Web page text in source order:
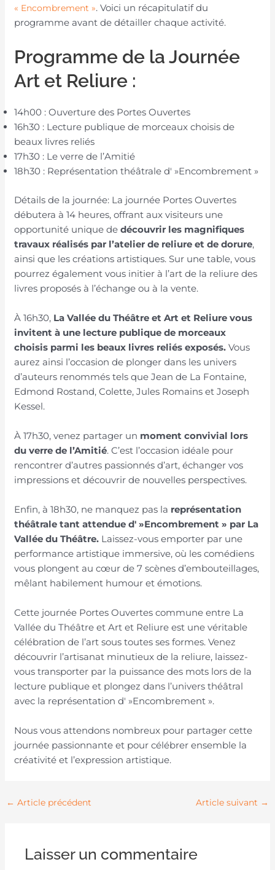
« Encombrement ». Voici un récapitulatif du
programme avant de détailler chaque activité.
Programme de la Journée
Art et Reliure :
14h00 : Ouverture des Portes Ouvertes
16h30 : Lecture publique de morceaux choisis de
beaux livres reliés
17h30 : Le verre de l’Amitié
18h30 : Représentation théâtrale d' »Encombrement »
Détails de la journée: La journée Portes Ouvertes
débutera à 14 heures, offrant aux visiteurs une
opportunité unique dedécouvrir les magnifiques
travaux réalisés par l’atelier de reliure et de dorure,
ainsi que les créations artistiques. Sur une table, vous
pourrez également vous initier à l’art de la reliure des
livres proposés à l’échange ou à la vente.
À 16h30, La Vallée du Théâtre et Art et Reliure vous
invitent à une lecture publique de morceaux
choisis parmi les beaux livres reliés exposés. Vous
aurez ainsi l’occasion de plonger dans les univers
d’auteurs renommés tels que Jean de La Fontaine,
Edmond Rostand, Colette, Jules Romains et Joseph
Kessel.
À 17h30, venez partager un moment convivial lors
du verre de l’Amitié. C’est l’occasion idéale pour
rencontrer d’autres passionnés d’art, échanger vos
impressions et découvrir de nouvelles perspectives.
Enfin, à 18h30, ne manquez pas la représentation
théâtrale tant attendue d' »Encombrement » par La
Vallée du Théâtre. Laissez-vous emporter par une
performance artistique immersive, où les comédiens
vous plongent au cœur de 7 scènes d’embouteillages,
mêlant habilement humour et émotions.
Cette journée Portes Ouvertes commune entre La
Vallée du Théâtre et Art et Reliure est une véritable
célébration de l’art sous toutes ses formes. Venez
découvrir l’artisanat minutieux de la reliure, laissez-
vous transporter par la puissance des mots lors de la
lecture publique et plongez dans l’univers théâtral
avec la représentation d' »Encombrement ».
Nous vous attendons nombreux pour partager cette
journée passionnante et pour célébrer ensemble la
créativité et l’expression artistique.
← Article précédent Article suivant →
Laisser un commentaire